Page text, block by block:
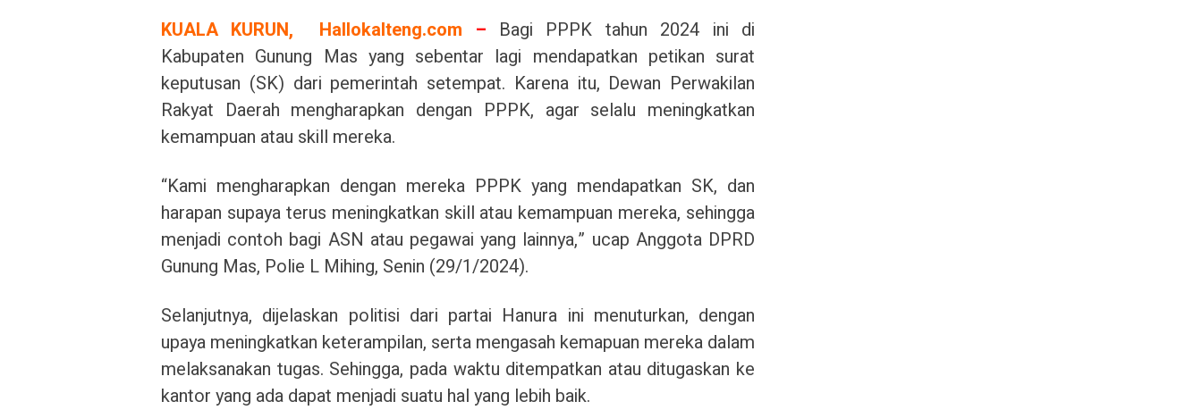
KUALA KURUN, Hallokalteng.com – Bagi PPPK tahun 2024 ini di
Kabupaten Gunung Mas yang sebentar lagi mendapatkan petikan surat
keputusan (SK) dari pemerintah setempat. Karena itu, Dewan Perwakilan
Rakyat Daerah mengharapkan dengan PPPK, agar selalu meningkatkan
kemampuan atau skill mereka.
“Kami mengharapkan dengan mereka PPPK yang mendapatkan SK, dan
harapan supaya terus meningkatkan skill atau kemampuan mereka, sehingga
menjadi contoh bagi ASN atau pegawai yang lainnya,” ucap Anggota DPRD
Gunung Mas, Polie L Mihing, Senin (29/1/2024).
Selanjutnya, dijelaskan politisi dari partai Hanura ini menuturkan, dengan
upaya meningkatkan keterampilan, serta mengasah kemapuan mereka dalam
melaksanakan tugas. Sehingga, pada waktu ditempatkan atau ditugaskan ke
kantor yang ada dapat menjadi suatu hal yang lebih baik.